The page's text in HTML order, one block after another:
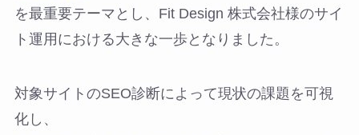
を最重要テーマとし、Fit Design 株式会社様のサイ
ト運用における大きな一歩となりました。
対象サイトのSEO診断によって現状の課題を可視
化し、